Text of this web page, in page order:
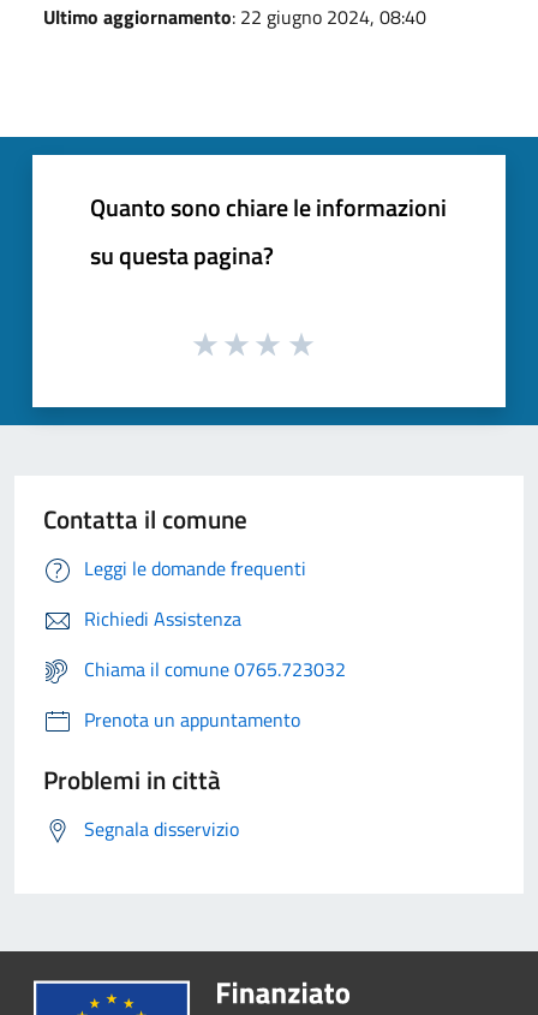
Ultimo aggiornamento: 22 giugno 2024, 08:40
Quanto sono chiare le informazioni
su questa pagina?
Contatta il comune
Leggi le domande frequenti
Richiedi Assistenza
Chiama il comune 0765.723032
Prenota un appuntamento
Problemi in città
Segnala disservizio